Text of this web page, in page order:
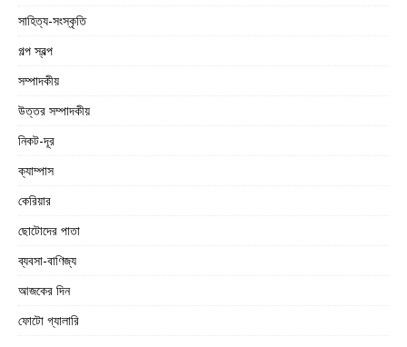
সাহিত্য-সংস্কৃতি
গল্প স্বল্প
সম্পাদকীয়
উত্তর সম্পাদকীয়
নিকট-দূর
ক্যাম্পাস
কেরিয়ার
ছোটোদের পাতা
ব্যবসা-বাণিজ্য
আজকের দিন
ফোটো গ্যালারি